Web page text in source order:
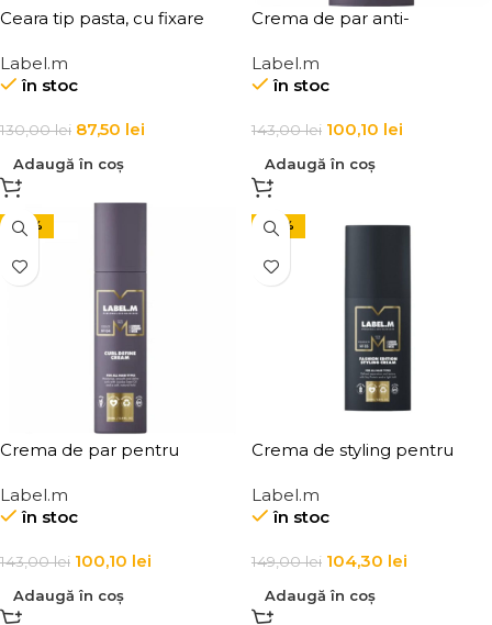
Ceara tip pasta, cu fixare
Deconstructor
Label.m
în stoc
130,00lei 87,50 lei
Adaugă în coș
Crema de par anti-
Label.m Anti-Frizz
Smoothing Balm
Label.m
în stoc
143,00lei 100,10 lei
Adaugă în coș
-30%
Crema de par pentru
Curl Define Cream
Label.m
în stoc
143,00lei 100,10 lei
Adaugă în coș
-30%
Crema de styling pentru
Fashion Edition Styling
Cream
Label.m
în stoc
149,00lei 104,30 lei
Adaugă în coș